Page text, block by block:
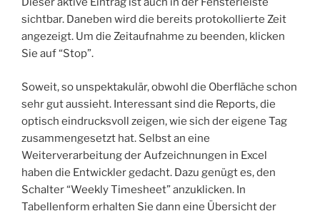
sichtbar. Daneben wird die bereits protokollierte Zeit
angezeigt. Um die Zeitaufnahme zu beenden, klicken
Sie auf “Stop”.
Soweit, so unspektakulär, obwohl die Oberfläche schon
sehr gut aussieht. Interessant sind die Reports, die
optisch eindrucksvoll zeigen, wie sich der eigene Tag
zusammengesetzt hat. Selbst an eine
Weiterverarbeitung der Aufzeichnungen in Excel
haben die Entwickler gedacht. Dazu genügt es, den
Schalter “Weekly Timesheet” anzuklicken. In
Tabellenform erhalten Sie dann eine Übersicht der